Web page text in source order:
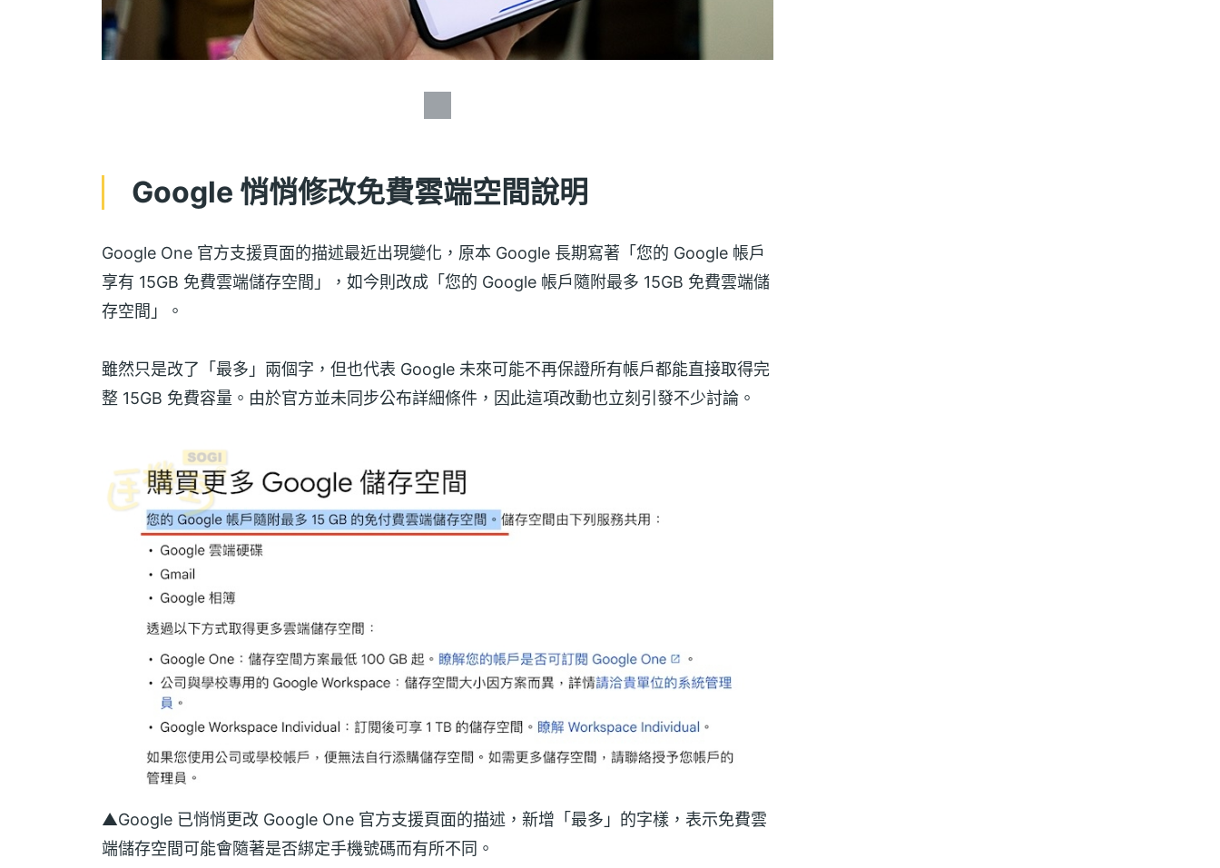
Google 悄悄修改免費雲端空間說明
Google One 官方支援頁面的描述最近出現變化，原本 Google 長期寫著「您的 Google 帳戶
享有 15GB 免費雲端儲存空間」，如今則改成「您的 Google 帳戶隨附最多 15GB 免費雲端儲
存空間」。
雖然只是改了「最多」兩個字，但也代表 Google 未來可能不再保證所有帳戶都能直接取得完
整 15GB 免費容量。由於官方並未同步公布詳細條件，因此這項改動也立刻引發不少討論。
▲Google 已悄悄更改 Google One 官方支援頁面的描述，新增「最多」的字樣，表示免費雲
端儲存空間可能會隨著是否綁定手機號碼而有所不同。